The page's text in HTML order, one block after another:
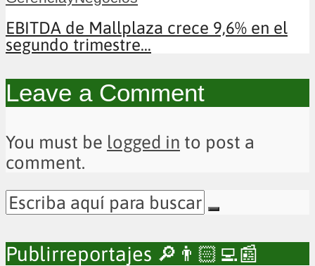
EBITDA de Mallplaza crece 9,6% en el
segundo trimestre...
Leave a Comment
You must be logged in to post a
comment.
Publirreportajes 🔎👨🏻‍💻📰